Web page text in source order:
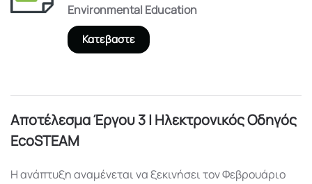
Environmental Education
Κατεβαστε
Αποτέλεσμα Έργου 3 | Ηλεκτρονικός Οδηγός
EcoSTEAM
Η ανάπτυξη αναμένεται να ξεκινήσει τον Φεβρουάριο